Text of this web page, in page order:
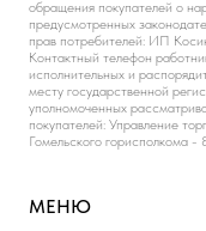
обращения покупателей о
предусмотренных
прав потребителей: ИП
Контактный телефон
исполнительных и
месту государственной
уполномоченных
покупателей: Управление
Гомельского горисполкома
МЕНЮ